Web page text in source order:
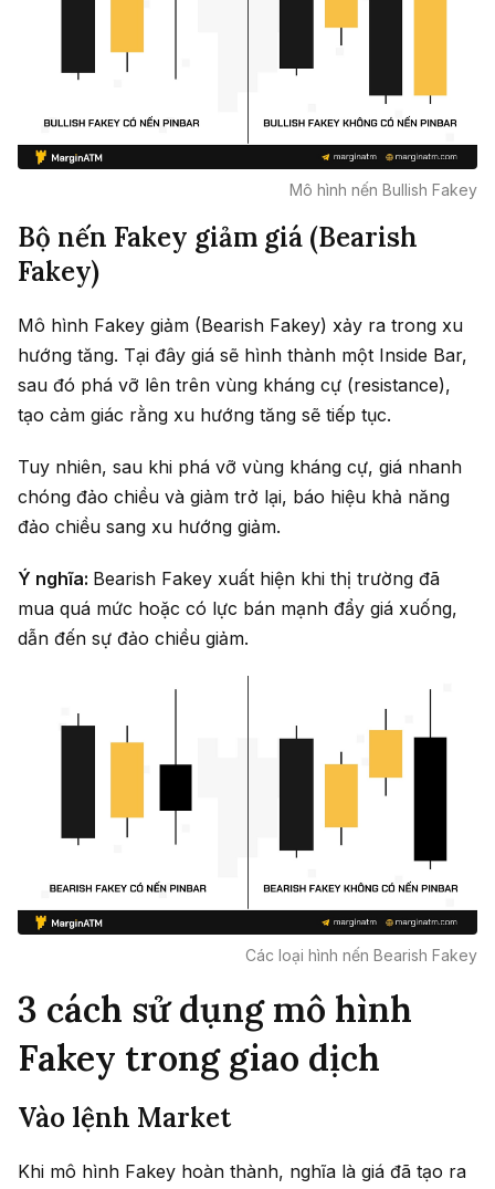
Mô hình nến Bullish Fakey
Bộ nến Fakey giảm giá (Bearish
Fakey)
Mô hình Fakey giảm (Bearish Fakey) xảy ra trong xu
hướng tăng. Tại đây giá sẽ hình thành một Inside Bar,
sau đó phá vỡ lên trên vùng kháng cự (resistance),
tạo cảm giác rằng xu hướng tăng sẽ tiếp tục.
Tuy nhiên, sau khi phá vỡ vùng kháng cự, giá nhanh
chóng đảo chiều và giảm trở lại, báo hiệu khả năng
đảo chiều sang xu hướng giảm.
Ý nghĩa: Bearish Fakey xuất hiện khi thị trường đã
mua quá mức hoặc có lực bán mạnh đẩy giá xuống,
dẫn đến sự đảo chiều giảm.
Các loại hình nến Bearish Fakey
3 cách sử dụng mô hình
Fakey trong giao dịch
Vào lệnh Market
Khi mô hình Fakey hoàn thành, nghĩa là giá đã tạo ra